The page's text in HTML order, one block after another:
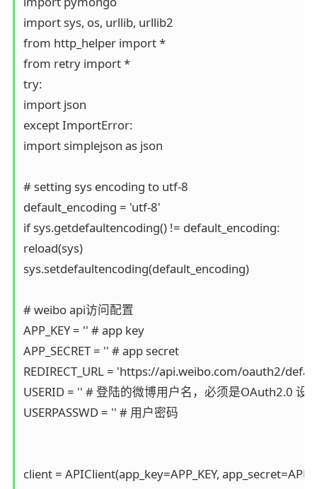
import sys, os, urllib, urllib2
from http_helper import *
from retry import *
try:
import json
except ImportError:
import simplejson as json
# setting sys encoding to utf-8
default_encoding = 'utf-8'
if sys.getdefaultencoding() != default_encoding:
reload(sys)
sys.setdefaultencoding(default_encoding)
# weibo api访问配置
APP_KEY = '' # app key
APP_SECRET = '' # app secret
REDIRECT_URL = 'https://api.weibo.com/oauth2/
USERID = '' # 登陆的微博用户名，必须是OAuth2.0 设
USERPASSWD = '' # 用户密码
client = APIClient(app_key=APP_KEY,